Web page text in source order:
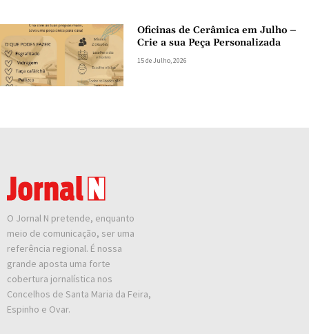
Oficinas de Cerâmica em Julho –
Crie a sua Peça Personalizada
15 de Julho, 2026
O Jornal N pretende, enquanto
meio de comunicação, ser uma
referência regional. É nossa
grande aposta uma forte
cobertura jornalística nos
Concelhos de Santa Maria da Feira,
Espinho e Ovar.